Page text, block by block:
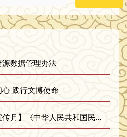
源数据管理办法
践行文博使命
】《中华人民共和国民法典》知识普及